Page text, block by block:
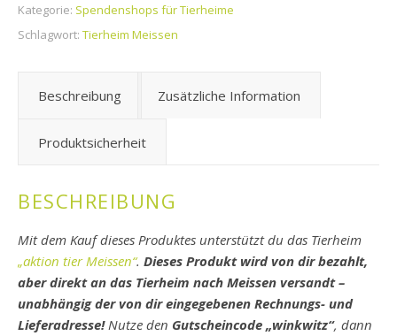
Kategorie: Spendenshops für Tierheime
Schlagwort: Tierheim Meissen
Beschreibung Zusätzliche Information
Produktsicherheit
BESCHREIBUNG
Mit dem Kauf dieses Produktes unterstützt du das Tierheim
„aktion tier Meissen“. Dieses Produkt wird von dir bezahlt,
aber direkt an das Tierheim nach Meissen versandt –
unabhängig der von dir eingegebenen Rechnungs- und
Lieferadresse!Nutze den Gutscheincode „winkwitz“, dann